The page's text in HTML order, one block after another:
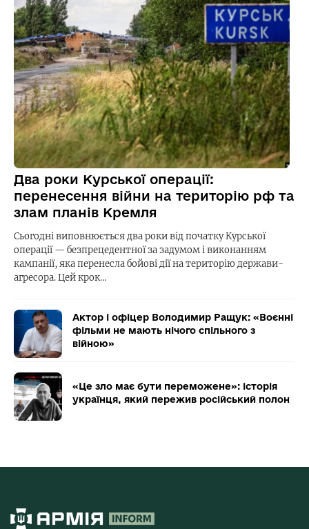
Два роки Курської операції:
перенесення війни на територію рф та
злам планів Кремля
Сьогодні виповнюється два роки від початку Курської
операції — безпрецедентної за задумом і виконанням
кампанії, яка перенесла бойові дії на територію держави-
агресора. Цей крок…
Актор і офіцер Володимир Ращук: «Воєнні
фільми не мають нічого спільного з
війною»
«Це зло має бути переможене»: історія
українця, який пережив російський полон